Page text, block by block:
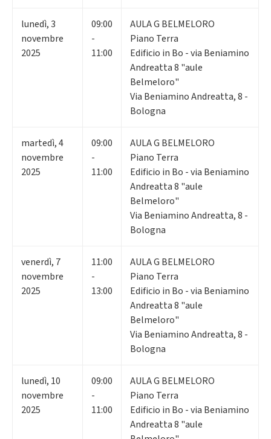
lunedì,3
novembre
2025
09:00
-
11:00
AULA G BELMELORO
Piano Terra
Edificio in Bo - via Beniamino
Andreatta 8 "aule
Belmeloro"
Via Beniamino Andreatta, 8 -
Bologna
martedì,4
novembre
2025
09:00
-
11:00
AULA G BELMELORO
Piano Terra
Edificio in Bo - via Beniamino
Andreatta 8 "aule
Belmeloro"
Via Beniamino Andreatta, 8 -
Bologna
venerdì, 7
novembre
2025
11:00
-
13:00
AULA G BELMELORO
Piano Terra
Edificio in Bo - via Beniamino
Andreatta 8 "aule
Belmeloro"
Via Beniamino Andreatta, 8 -
Bologna
lunedì, 10
novembre
2025
09:00
-
11:00
AULA G BELMELORO
Piano Terra
Edificio in Bo - via Beniamino
Andreatta 8 "aule